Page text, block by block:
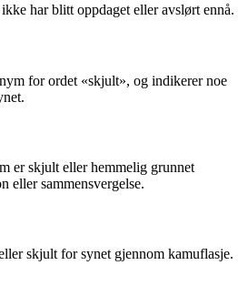
har blitt oppdaget eller avslørt ennå.
for ordet «skjult», og indikerer noe
er skjult eller hemmelig grunnet
eller sammensvergelse.
skjult for synet gjennom kamuflasje.